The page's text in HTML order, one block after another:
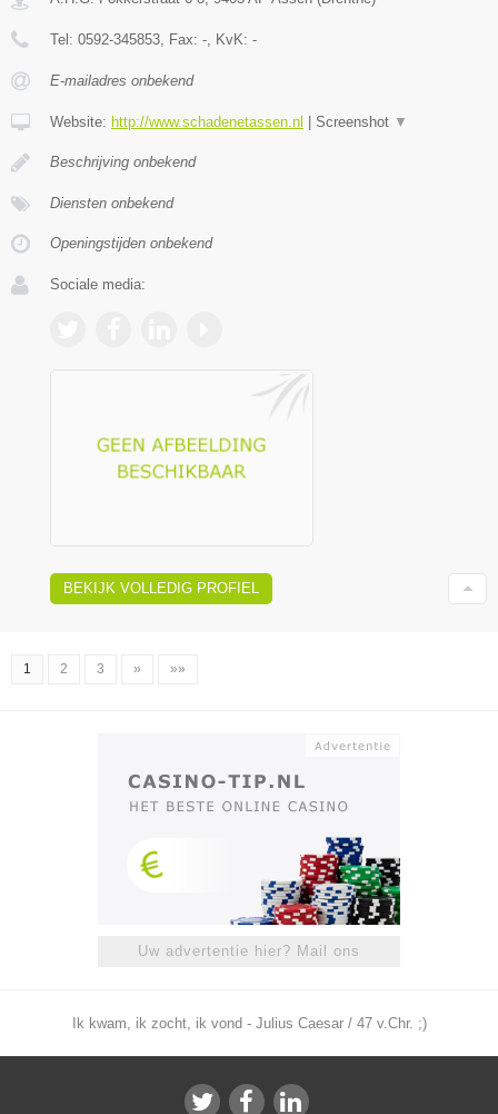
Tel: 0592-345853 , Fax: - , KvK: -
E-mailadres onbekend
Website: http://www.schadenetassen.nl Screenshot ▼
Beschrijving onbekend
Diensten onbekend
Openingstijden onbekend
Sociale media:
BEKIJK VOLLEDIG PROFIEL
1 2 3 » »»
Uw advertentie hier? Mail ons
Ik kwam, ik zocht, ik vond - Julius Caesar / 47 v.Chr. ;)